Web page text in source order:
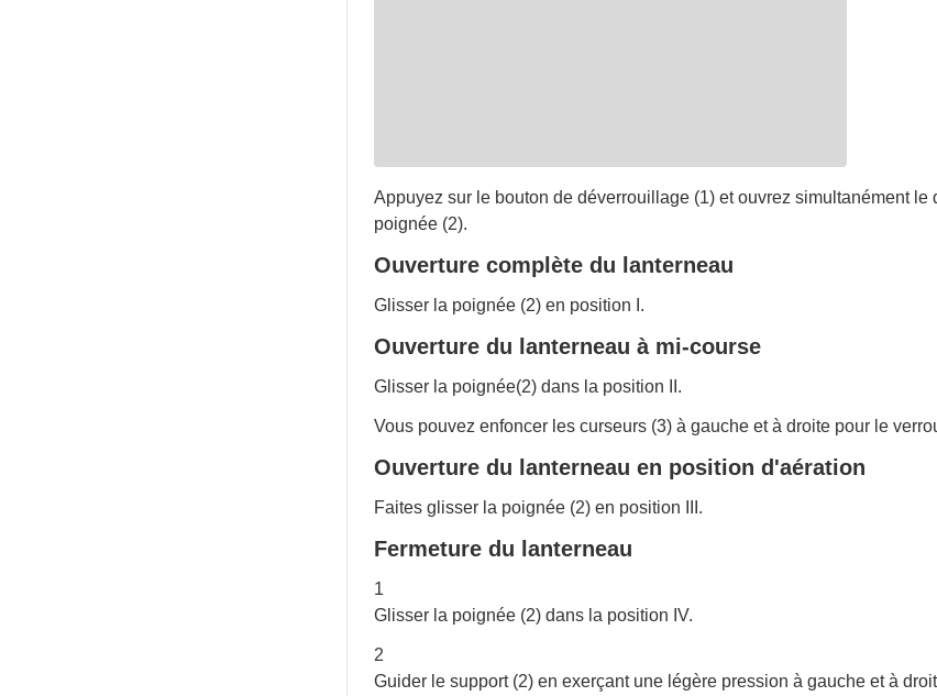
Appuyez sur le bouton de déverrouillage (1) et ouvrez simultanément le
poignée (2).
Ouverture complète du lanterneau
Glisser la poignée (2) en position I.
Ouverture du lanterneau à mi-course
Glisser la poignée(2) dans la position II.
Vous pouvez enfoncer les curseurs (3) à gauche et à droite pour le
Ouverture du lanterneau en position d'aération
Faites glisser la poignée (2) en position III.
Fermeture du lanterneau
1
Glisser la poignée (2) dans la position IV.
2
Guider le support (2) en exerçant une légère pression à gauche et à